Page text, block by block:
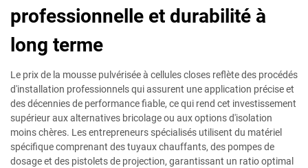
professionnelle et durabilité à
long terme
Le prix de la mousse pulvérisée à cellules closes reflète des procédés
d'installation professionnels qui assurent une application précise et
des décennies de performance fiable, ce qui rend cet investissement
supérieur aux alternatives bricolage ou aux options d'isolation
moins chères. Les entrepreneurs spécialisés utilisent du matériel
spécifique comprenant des tuyaux chauffants, des pompes de
dosage et des pistolets de projection, garantissant un ratio optimal